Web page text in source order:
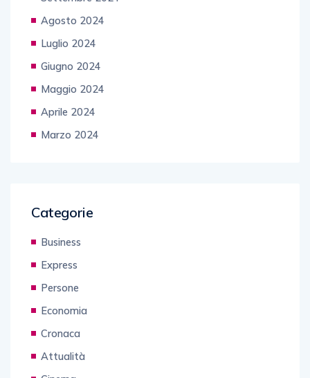
Agosto 2024
Luglio 2024
Giugno 2024
Maggio 2024
Aprile 2024
Marzo 2024
Categorie
Business
Express
Persone
Economia
Cronaca
Attualità